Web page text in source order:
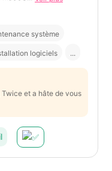
système
logiciels ...
et a hâte de vous